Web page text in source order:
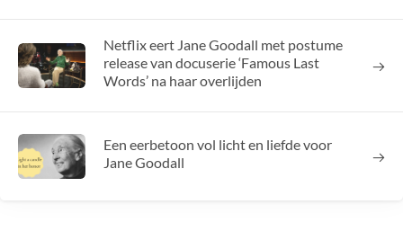
Netflix eert Jane Goodall met postume
release van docuserie ‘Famous Last
Words’ na haar overlijden
Een eerbetoon vol licht en liefde voor
Jane Goodall